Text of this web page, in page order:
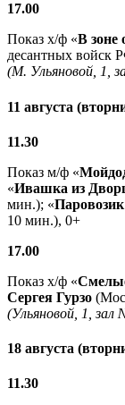
17.00
Показ х/ф «В зоне
десантных войск
(М. Ульяновой, 1,
11 августа
11.30
Показ м/ф «
«Ивашка из
мин.); «
10 мин.), 0+
17.00
Показ х/ф «
Сергея Гурзо
(Ульяновой, 1, зал
18 августа
11.30